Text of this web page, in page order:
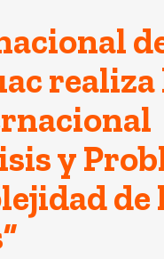
realiza
y
de